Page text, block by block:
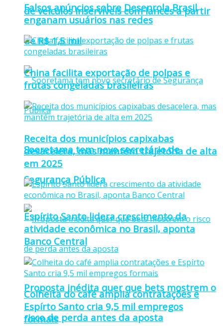
de veículos inservíveis com lances a partir
de R$ 1,5 mil
Sooretama tem novo secretário de
Segurança Pública
Proposta inédita quer que bets mostrem o
risco de perda antes da aposta
Falsos anúncios sobre Desenrola Brasil
enganam usuários nas redes
China facilita exportação de polpas e
frutas congeladas brasileiras
Receita dos municípios capixabas
desacelera, mas mantém trajetória de alta
em 2025
Espírito Santo lidera crescimento da
atividade econômica no Brasil, aponta
Banco Central
Colheita do café amplia contratações e
Espírto Santo cria 9,5 mil empregos
formais